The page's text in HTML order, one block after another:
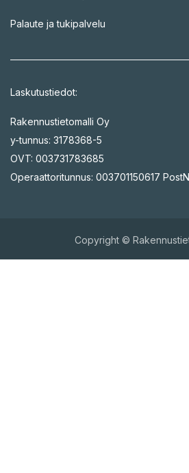
Palaute ja tukipalvelu
Laskutustiedot:
Rakennustietomalli Oy
y-tunnus: 3178368-5
OVT: 003731783685
Operaattoritunnus: 003701150617
Copyright ©